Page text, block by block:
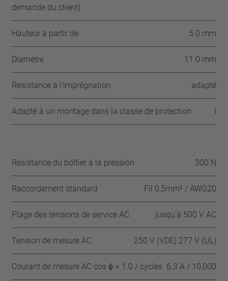
demande du client)
Hauteur à partir de 5.0 mm
Diamètre 11.0 mm
Résistance à l‘imprégnation adapté
Adapté à un montage dans la classe de protection I
Résistance du boîtier à la pression 300 N
Raccordement standard Fil 0,5mm² / AWG20
Plage des tensions de service AC jusqu‘à 500 V AC
Tension de mesure AC 250 V (VDE) 277 V (UL)
Courant de mesure AC cos ϕ = 1.0 / cycles 6.3 A / 10,000